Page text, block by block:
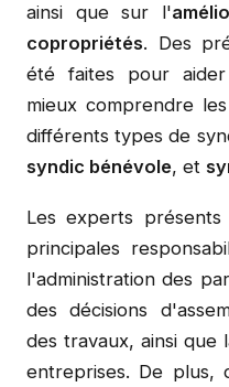
ainsi que sur l'
copropriétés. Des
été faites pour
mieux comprendre
différents types de
syndic bénévole, et
Les experts
principales
l'administration des
des décisions
des travaux, ainsi que
entreprises. De plus,